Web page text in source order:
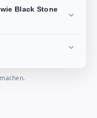
Black Stone